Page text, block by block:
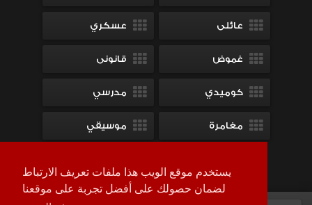
يستخدم موقع الويب هذا ملفات تعريف الارتباط
لضمان حصولك على أفضل تجربة على موقعنا
عائلى عسكري
غموض قانونى
كوميدي مدرسي
مغامرة موسيقي